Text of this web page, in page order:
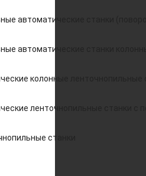
автоматические станки
автоматические станки
колонные ленточнопильные
ленточнопильные станки с
станки